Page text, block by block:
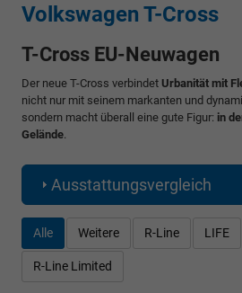
Volkswagen T-Cross
T-Cross EU-Neuwagen
Der neue T-Cross verbindet Urbanität mit
nicht nur mit seinem markanten und
sondern macht überall eine gute Figur: in
Gelände
Ausstattungsvergleich
Alle Weitere R-Line LIFE
R-Line Limited